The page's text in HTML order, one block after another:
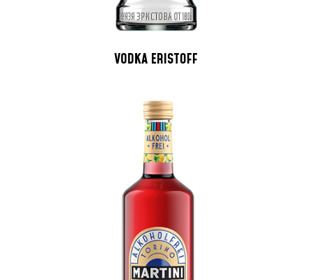
VODKA ERISTOFF